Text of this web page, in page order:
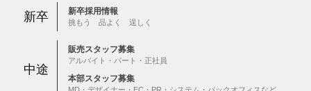
新卒 新卒採用情報
挑もう 品よく 逞しく
中途
販売スタッフ募集
アルバイト・パート・正社員
本部スタッフ募集